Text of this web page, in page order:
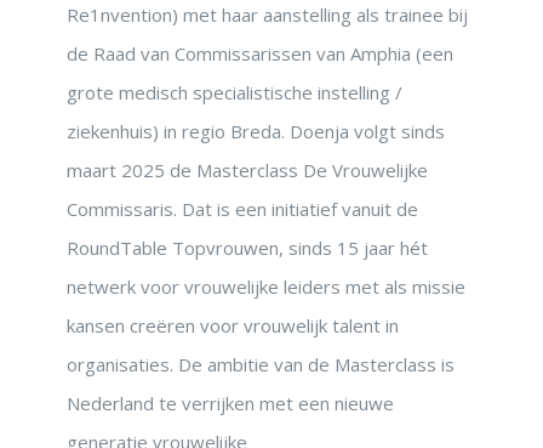
Re1nvention) met haar aanstelling als trainee bij
de Raad van Commissarissen van Amphia (een
grote medisch specialistische instelling /
ziekenhuis) in regio Breda. Doenja volgt sinds
maart 2025 de Masterclass De Vrouwelijke
Commissaris. Dat is een initiatief vanuit de
RoundTable Topvrouwen, sinds 15 jaar hét
netwerk voor vrouwelijke leiders met als missie
kansen creëren voor vrouwelijk talent in
organisaties. De ambitie van de Masterclass is
Nederland te verrijken met een nieuwe
generatie vrouwelijke